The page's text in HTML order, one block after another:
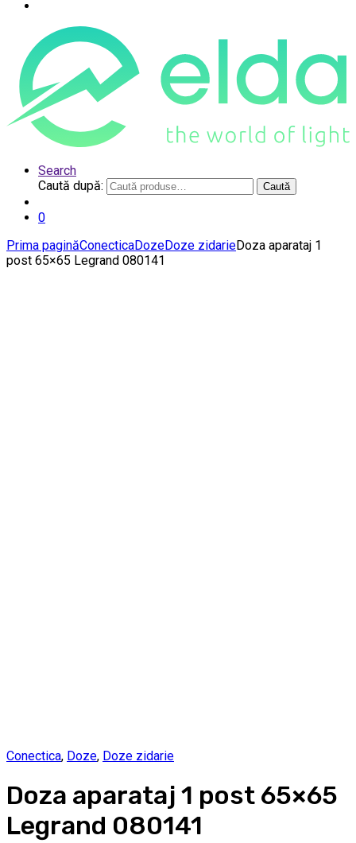
Search
Caută după:
Caută
0
Prima paginăConecticaDozeDoze zidarieDoza aparataj 1
post 65×65 Legrand 080141
Conectica, Doze, Doze zidarie
Doza aparataj 1 post 65×65
Legrand 080141